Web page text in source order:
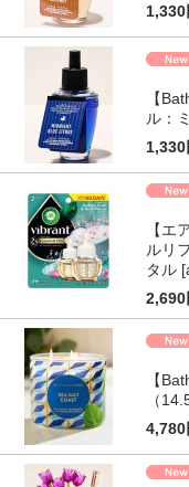
1,330
【
ル：
1,330
【エ
ルリ
タル
2,690
【
（
4,780